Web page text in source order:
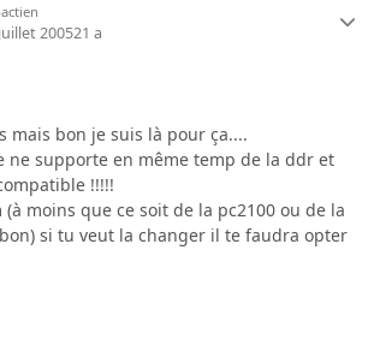
200521 a
mais bon je suis là pour ça....
ne supporte en même temp de la ddr et
!!!!!
moins que ce soit de la pc2100 ou de la
si tu veut la changer il te faudra opter